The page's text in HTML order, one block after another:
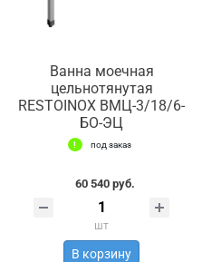
Ванна моечная
цельнотянутая
RESTOINOX ВМЦ-3/18/6-
БО-ЭЦ
под заказ
60 540 руб.
шт
В корзину